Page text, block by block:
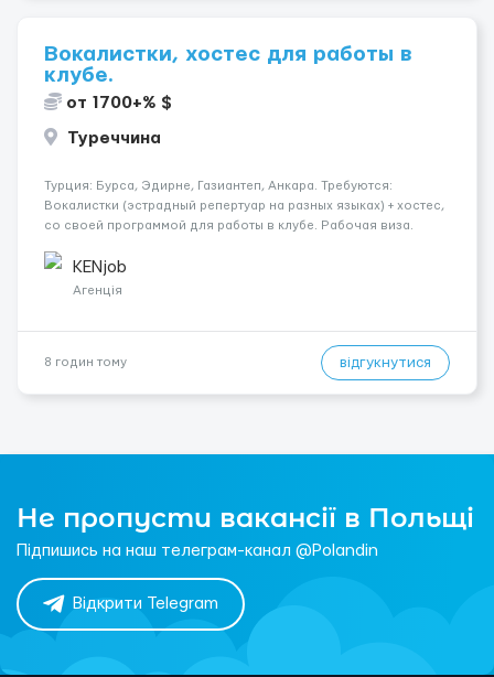
Вокалистки, хостес для работы в
клубе.
от 1700+% $
Туреччина
Турция: Бурса, Эдирне, Газиантеп, Анкара. Требуются:
Вокалистки (эстрадный репертуар на разных языках) + хостеc,
со своей программой для работы в клубе. Рабочая виза.
одного до трех месяцев. Мед. страховка. Высокая зарплат...
KENjob
Агенція
8 годин тому відгукнутися
Не пропусти вакансії в Польщі
Підпишись на наш телеграм-канал @Polandin
Відкрити Telegram